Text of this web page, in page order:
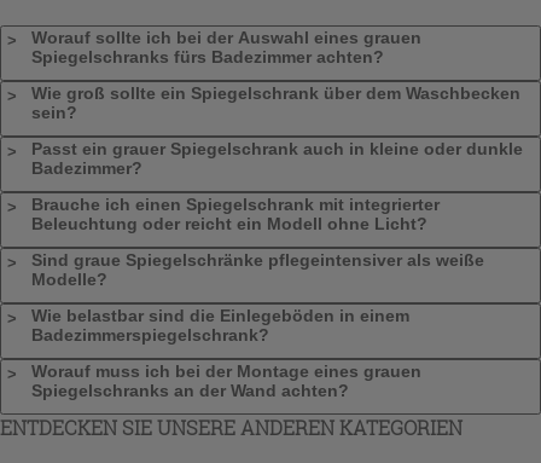
Worauf sollte ich bei der Auswahl eines grauen
Spiegelschranks fürs Badezimmer achten?
Wie groß sollte ein Spiegelschrank über dem Waschbecken
sein?
Passt ein grauer Spiegelschrank auch in kleine oder dunkle
Badezimmer?
Brauche ich einen Spiegelschrank mit integrierter
Beleuchtung oder reicht ein Modell ohne Licht?
Sind graue Spiegelschränke pflegeintensiver als weiße
Modelle?
Wie belastbar sind die Einlegeböden in einem
Badezimmerspiegelschrank?
Worauf muss ich bei der Montage eines grauen
Spiegelschranks an der Wand achten?
ENTDECKEN SIE UNSERE ANDEREN KATEGORIEN